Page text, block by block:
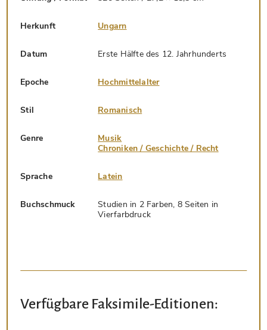
Herkunft Ungarn
Datum Erste Hälfte des 12. Jahrhunderts
Epoche Hochmittelalter
Stil Romanisch
Genre
Musik
Chroniken / Geschichte / Recht
Sprache Latein
Buchschmuck
Studien in 2 Farben, 8 Seiten in
Vierfarbdruck
Verfügbare Faksimile-Editionen: